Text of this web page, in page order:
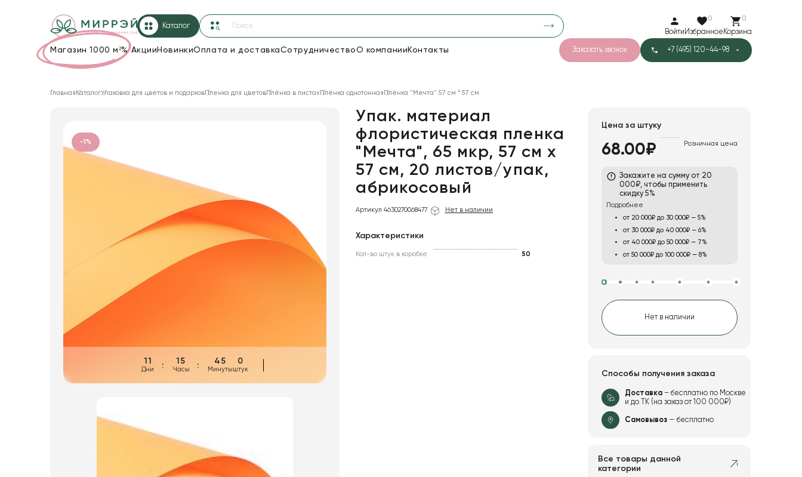
Каталог
Войти
0
Избранное
0
Корзина
Магазин 1000 м²%Акции НовинкиОплата и доставкаСотрудничествоО компании Контакты Заказать звонок +7 (495) 120-44-98
прозрачная
18
Сетка7
Коробки для цветов
Товары для флористов
Пакеты для цветов и подарков
Изделия из металла
Искусственные цветы и растения
Декоративные вазы, кашпо
Фоамиран
Игрушки мягкие
Главная КаталогУпаковка для цветов и подарковПленка для цветовПлёнка в листахПлёнка однотонная Плёнка "Мечта" 57 см * 57 см
-1%
11
Дни
15
Часы
45
Минуты
0
штук
Упак. материал
флористическая пленка
"Мечта", 65 мкр, 57 см х
57 см, 20 листов/упак,
абрикосовый
Артикул 4630270068477 Нет в наличии
Характеристики
Кол-во штук в коробке 50
Цена за штуку
68.00₽ Розничная цена
Закажите на сумму от 20
000₽, чтобы применить
скидку 5%
Подробнее
от 20 000₽ до 30 000₽ — 5%
от 30 000₽ до 40 000₽ — 6%
от 40 000₽ до 50 000₽ — 7%
от 50 000₽ до 100 000₽ — 8%
Нет в наличии
Способы получения заказа
Доставка– бесплатно по Москве
и до ТК (на заказ от 100 000₽)
Самовывоз— бесплатно
Все товары данной
категории